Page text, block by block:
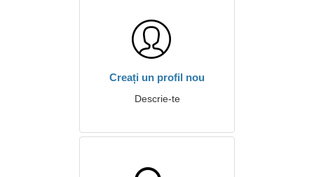
Creați un profil nou
Descrie-te